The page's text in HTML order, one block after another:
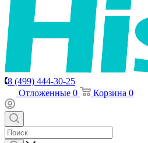
8 (499) 444-30-25
Отложенные 0 Корзина 0